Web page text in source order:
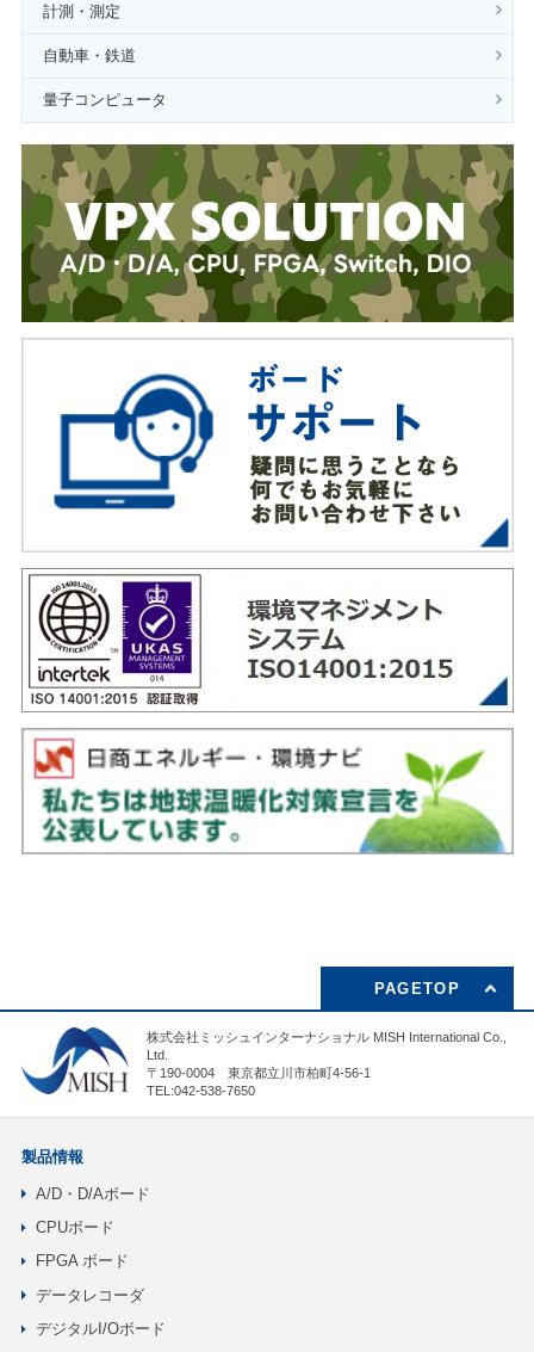
計測・測定
自動車・鉄道
量子コンピュータ
PAGETOP
株式会社ミッシュインターナショナル MISH International Co.,
Ltd.
〒190-0004 東京都立川市柏町4-56-1
TEL:042-538-7650
製品情報
A/D・D/Aボード
CPUボード
FPGA ボード
データレコーダ
デジタルI/Oボード